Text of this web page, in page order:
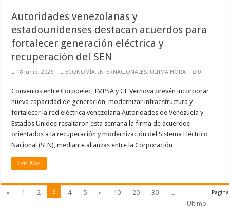
Autoridades venezolanas y
estadounidenses destacan acuerdos para
fortalecer generación eléctrica y
recuperación del SEN
18 junio, 2026 ECONOMÍA,INTERNACIONALES, ULTIMA HORA 0
Convenios entre Corpoelec, IMPSA y GE Vernova prevén incorporar
nueva capacidad de generación, modernizar infraestructura y
fortalecer la red eléctrica venezolana Autoridades de Venezuela y
Estados Unidos resaltaron esta semana la firma de acuerdos
orientados a la recuperación y modernización del Sistema Eléctrico
Nacional (SEN), mediante alianzas entre la Corporación …
Leer Mas
Pagina
« 1 2 3 4 5 » 10 20 30
...
Ultimo